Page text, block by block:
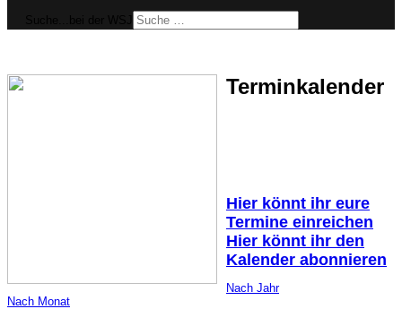
Terminkalender
Hier könnt ihr eure
Termine einreichen
Hier könnt ihr den
Kalender abonnieren
Nach Jahr
Nach Monat